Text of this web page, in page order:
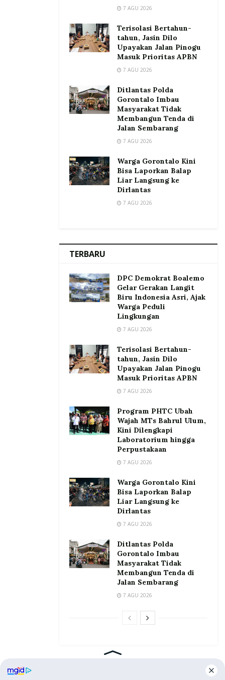
7 AGU 2026
Terisolasi Bertahun-
tahun, Jasin Dilo
Upayakan Jalan Pinogu
Masuk Prioritas APBN
7 AGU 2026
Ditlantas Polda
Gorontalo Imbau
Masyarakat Tidak
Membangun Tenda di
Jalan Sembarang
7 AGU 2026
Warga Gorontalo Kini
Bisa Laporkan Balap
Liar Langsung ke
Dirlantas
7 AGU 2026
TERBARU
DPC Demokrat Boalemo
Gelar Gerakan Langit
Biru Indonesia Asri, Ajak
Warga Peduli
Lingkungan
7 AGU 2026
Terisolasi Bertahun-
tahun, Jasin Dilo
Upayakan Jalan Pinogu
Masuk Prioritas APBN
7 AGU 2026
Program PHTC Ubah
Wajah MTs Bahrul Ulum,
Kini Dilengkapi
Laboratorium hingga
Perpustakaan
7 AGU 2026
Warga Gorontalo Kini
Bisa Laporkan Balap
Liar Langsung ke
Dirlantas
7 AGU 2026
Ditlantas Polda
Gorontalo Imbau
Masyarakat Tidak
Membangun Tenda di
Jalan Sembarang
7 AGU 2026